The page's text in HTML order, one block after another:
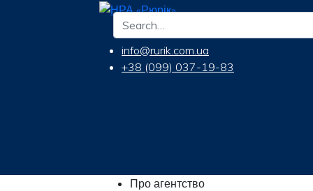
info@rurik.com.ua
+38 (099) 037-19-83
Про агентство